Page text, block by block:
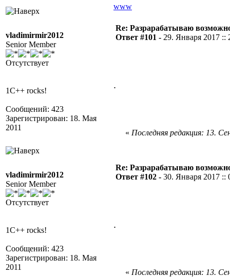
www
vladimirmir2012
Senior Member
Отсутствует
1C++ rocks!
Сообщений: 423
Зарегистрирован: 18. Мая
2011
Re: Разрарабатываю
Ответ #101 - 29. Января 2017 ::
.
« Последняя редакция: 13.
vladimirmir2012
Senior Member
Отсутствует
1C++ rocks!
Сообщений: 423
Зарегистрирован: 18. Мая
2011
Re: Разрарабатываю
Ответ #102 - 30. Января 2017 ::
.
« Последняя редакция: 13.